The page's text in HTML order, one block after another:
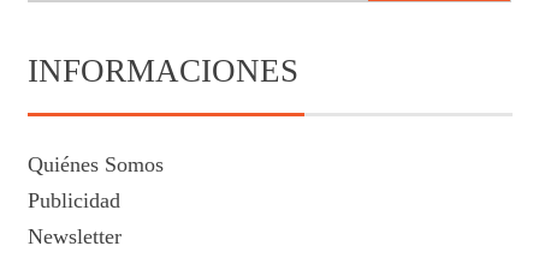
INFORMACIONES
Quiénes Somos
Publicidad
Newsletter